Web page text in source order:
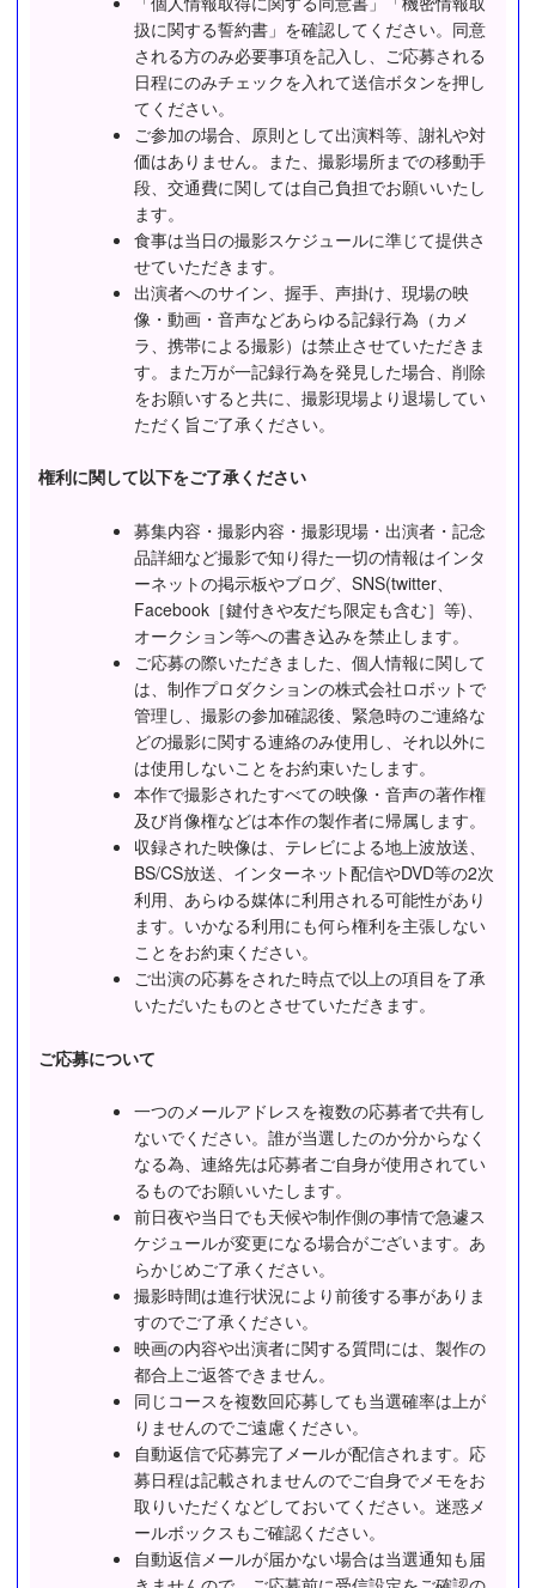
扱に関する誓約書」を確認してください。同意
される方のみ必要事項を記入し、ご応募される
日程にのみチェックを入れて送信ボタンを押し
てください。
ご参加の場合、原則として出演料等、謝礼や対
価はありません。また、撮影場所までの移動手
段、交通費に関しては自己負担でお願いいたし
ます。
食事は当日の撮影スケジュールに準じて提供さ
せていただきます。
出演者へのサイン、握手、声掛け、現場の映
像・動画・音声などあらゆる記録行為（カメ
ラ、携帯による撮影）は禁止させていただきま
す。また万が一記録行為を発見した場合、削除
をお願いすると共に、撮影現場より退場してい
ただく旨ご了承ください。
権利に関して以下をご了承ください
募集内容・撮影内容・撮影現場・出演者・記念
品詳細など撮影で知り得た一切の情報はインタ
ーネットの掲示板やブログ、SNS(twitter、
Facebook［鍵付きや友だち限定も含む］等)、
オークション等への書き込みを禁止します。
ご応募の際いただきました、個人情報に関して
は、制作プロダクションの株式会社ロボットで
管理し、撮影の参加確認後、緊急時のご連絡な
どの撮影に関する連絡のみ使用し、それ以外に
は使用しないことをお約束いたします。
本作で撮影されたすべての映像・音声の著作権
及び肖像権などは本作の製作者に帰属します。
収録された映像は、テレビによる地上波放送、
BS/CS放送、インターネット配信やDVD等の2次
利用、あらゆる媒体に利用される可能性があり
ます。いかなる利用にも何ら権利を主張しない
ことをお約束ください。
ご出演の応募をされた時点で以上の項目を了承
いただいたものとさせていただきます。
ご応募について
一つのメールアドレスを複数の応募者で共有し
ないでください。誰が当選したのか分からなく
なる為、連絡先は応募者ご自身が使用されてい
るものでお願いいたします。
前日夜や当日でも天候や制作側の事情で急遽ス
ケジュールが変更になる場合がございます。あ
らかじめご了承ください。
撮影時間は進行状況により前後する事がありま
すのでご了承ください。
映画の内容や出演者に関する質問には、製作の
都合上ご返答できません。
同じコースを複数回応募しても当選確率は上が
りませんのでご遠慮ください。
自動返信で応募完了メールが配信されます。応
募日程は記載されませんのでご自身でメモをお
取りいただくなどしておいてください。迷惑メ
ールボックスもご確認ください。
自動返信メールが届かない場合は当選通知も届